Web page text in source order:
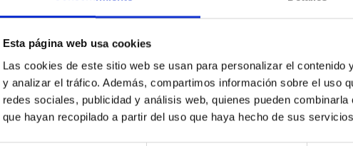
Esta página web usa cookies
Las cookies de este sitio web se usan para personalizar el
y analizar el tráfico. Además, compartimos información sobre el uso
redes sociales, publicidad y análisis web, quienes pueden
que hayan recopilado a partir del uso que haya hecho de sus
ORDENAR POR:
4 Productos encontrados